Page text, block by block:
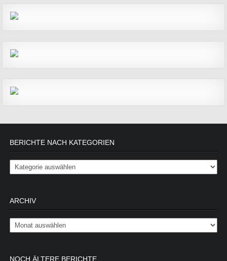
BERICHTE NACH KATEGORIEN
Berichte nach Kategorien
ARCHIV
Archiv
NOCH ÄLTERE BERICHTE